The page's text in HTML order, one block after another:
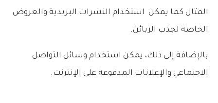
المثال كما يمكن استخدام النشرات البريدية والعروض
الخاصة لجذب الزبائن.
بالإضافة إلى ذلك، يمكن استخدام وسائل التواصل
الاجتماعي والإعلانات المدفوعة على الإنترنت.